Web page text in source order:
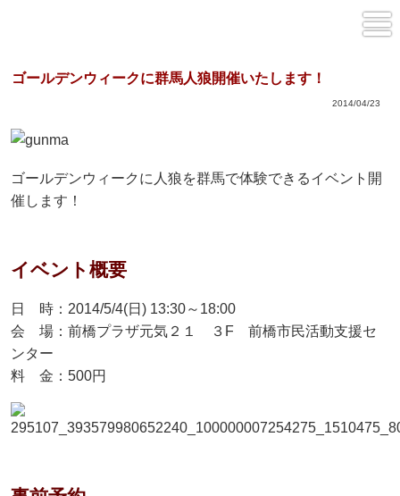
ゴールデンウィークに群馬人狼開催いたします！
2014/04/23
ゴールデンウィークに人狼を群馬で体験できるイベント開
催します！
イベント概要
日 時：2014/5/4(日) 13:30～18:00
会 場：前橋プラザ元気２１ ３F 前橋市民活動支援セ
ンター
料 金：500円